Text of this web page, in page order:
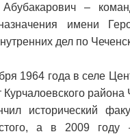
–
имени
дел по
1964 года в селе
исторический
а в 2009 году